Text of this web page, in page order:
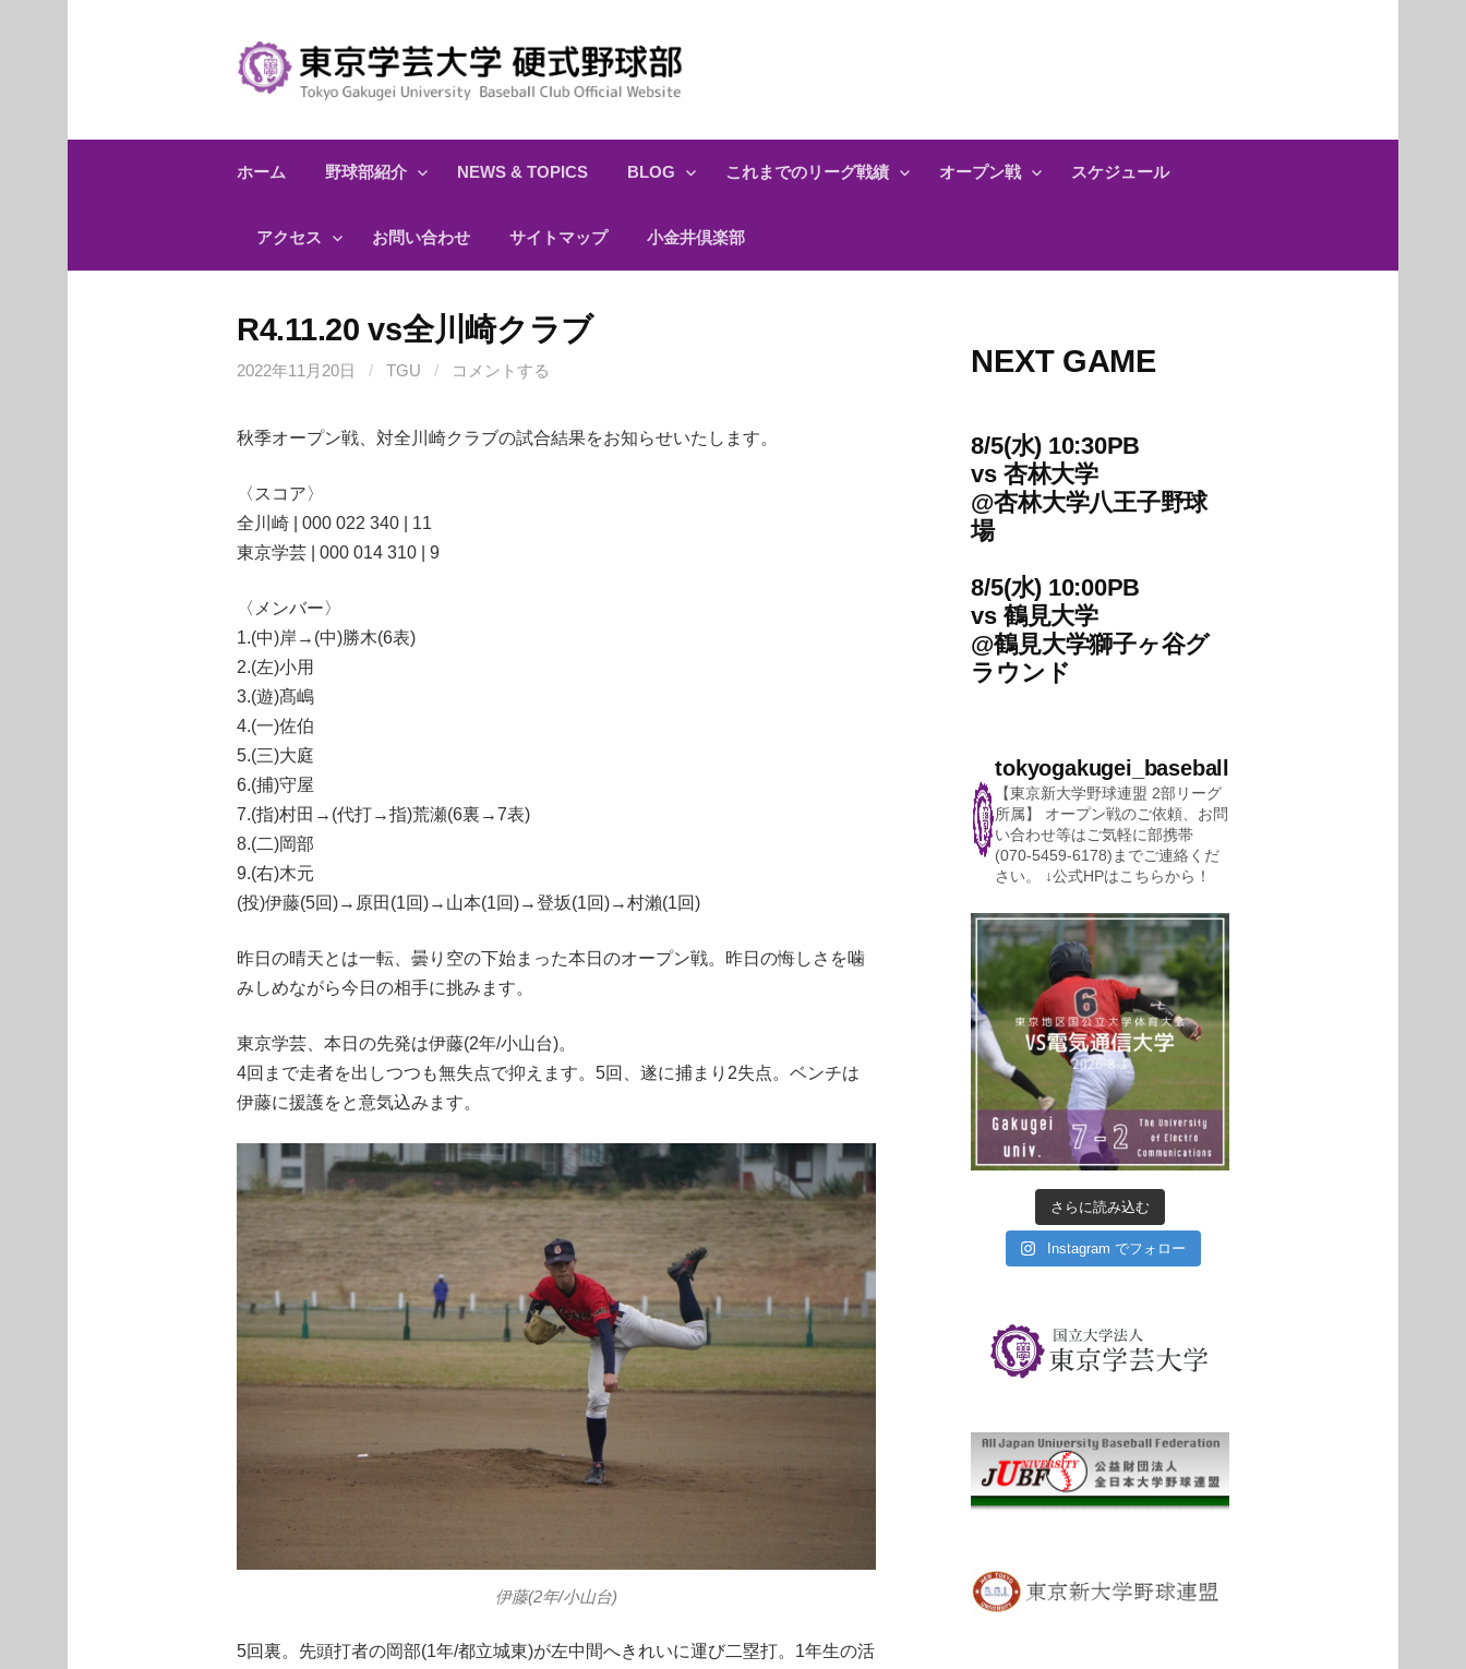
ホーム 野球部紹介 NEWS & TOPICS BLOG これまでのリーグ戦績 オープン戦 スケジュール
アクセス お問い合わせ サイトマップ 小金井倶楽部
R4.11.20 vs全川崎クラブ
2022年11月20日 / TGU / コメントする
秋季オープン戦、対全川崎クラブの試合結果をお知らせいたします。
〈スコア〉
全川崎 | 000 022 340 | 11
東京学芸 | 000 014 310 | 9
〈メンバー〉
1.(中)岸→(中)勝木(6表)
2.(左)小用
3.(遊)髙嶋
4.(一)佐伯
5.(三)大庭
6.(捕)守屋
7.(指)村田→(代打→指)荒瀬(6裏→7表)
8.(二)岡部
9.(右)木元
(投)伊藤(5回)→原田(1回)→山本(1回)→登坂(1回)→村瀨(1回)
昨日の晴天とは一転、曇り空の下始まった本日のオープン戦。昨日の悔しさを噛
みしめながら今日の相手に挑みます。
東京学芸、本日の先発は伊藤(2年/小山台)。
4回まで走者を出しつつも無失点で抑えます。5回、遂に捕まり2失点。ベンチは
伊藤に援護をと意気込みます。
伊藤(2年/小山台)
5回裏。先頭打者の岡部(1年/都立城東)が左中間へきれいに運び二塁打。1年生の活
NEXT GAME
8/5(水) 10:30PB
vs杏林大学
@杏林大学八王子野球
場
8/5(水) 10:00PB
vs鶴見大学
@鶴見大学獅子ヶ谷グ
ラウンド
tokyogakugei_baseball
【東京新大学野球連盟 2部リーグ
所属】
オープン戦のご依頼、お問
い合わせ等はご気軽に部携帯
(070-5459-6178)までご連絡くだ
さい。
↓公式HPはこちらから！
さらに読み込む
Instagram でフォロー